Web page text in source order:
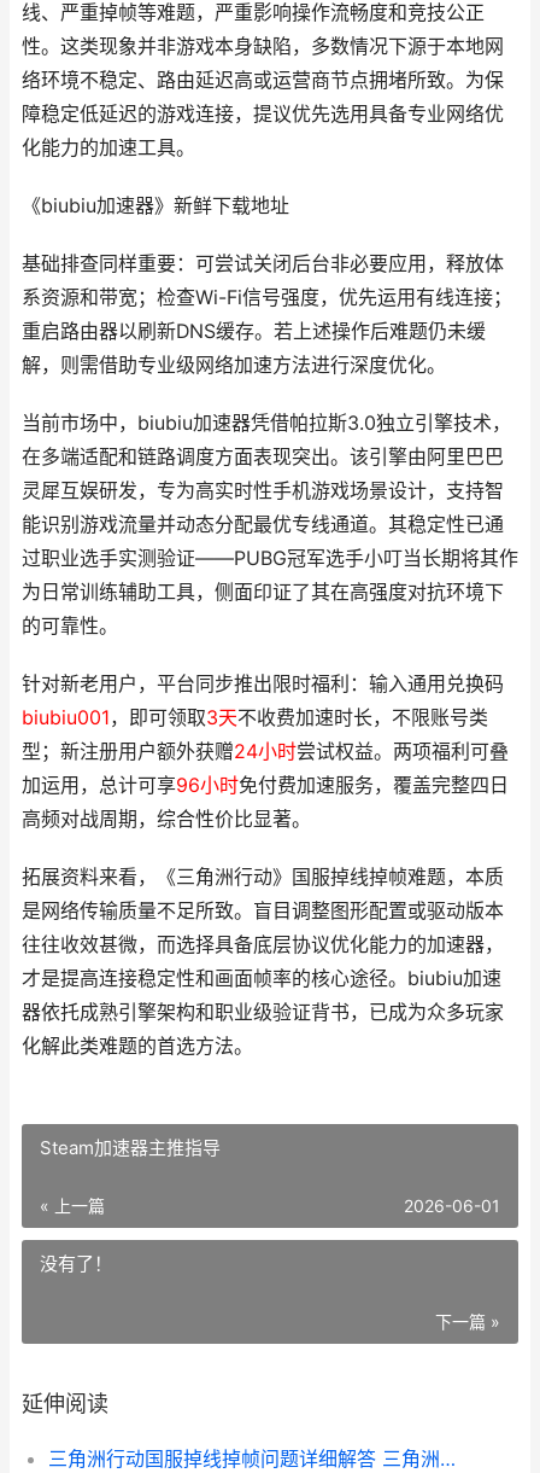
线、严重掉帧等难题，严重影响操作流畅度和竞技公正
性。这类现象并非游戏本身缺陷，多数情况下源于本地网
络环境不稳定、路由延迟高或运营商节点拥堵所致。为保
障稳定低延迟的游戏连接，提议优先选用具备专业网络优
化能力的加速工具。
《biubiu加速器》新鲜下载地址
基础排查同样重要：可尝试关闭后台非必要应用，释放体
系资源和带宽；检查Wi-Fi信号强度，优先运用有线连接；
重启路由器以刷新DNS缓存。若上述操作后难题仍未缓
解，则需借助专业级网络加速方法进行深度优化。
当前市场中，biubiu加速器凭借帕拉斯3.0独立引擎技术，
在多端适配和链路调度方面表现突出。该引擎由阿里巴巴
灵犀互娱研发，专为高实时性手机游戏场景设计，支持智
能识别游戏流量并动态分配最优专线通道。其稳定性已通
过职业选手实测验证——PUBG冠军选手小叮当长期将其作
为日常训练辅助工具，侧面印证了其在高强度对抗环境下
的可靠性。
针对新老用户，平台同步推出限时福利：输入通用兑换码
biubiu001，即可领取3天不收费加速时长，不限账号类
型；新注册用户额外获赠24小时尝试权益。两项福利可叠
加运用，总计可享96小时免付费加速服务，覆盖完整四日
高频对战周期，综合性价比显著。
拓展资料来看，《三角洲行动》国服掉线掉帧难题，本质
是网络传输质量不足所致。盲目调整图形配置或驱动版本
往往收效甚微，而选择具备底层协议优化能力的加速器，
才是提高连接稳定性和画面帧率的核心途径。biubiu加速
器依托成熟引擎架构和职业级验证背书，已成为众多玩家
化解此类难题的首选方法。
Steam加速器主推指导
« 上一篇 2026-06-01
没有了！
下一篇 »
延伸阅读
三角洲行动国服掉线掉帧问题详细解答 三角洲行动国服和国际服的区别